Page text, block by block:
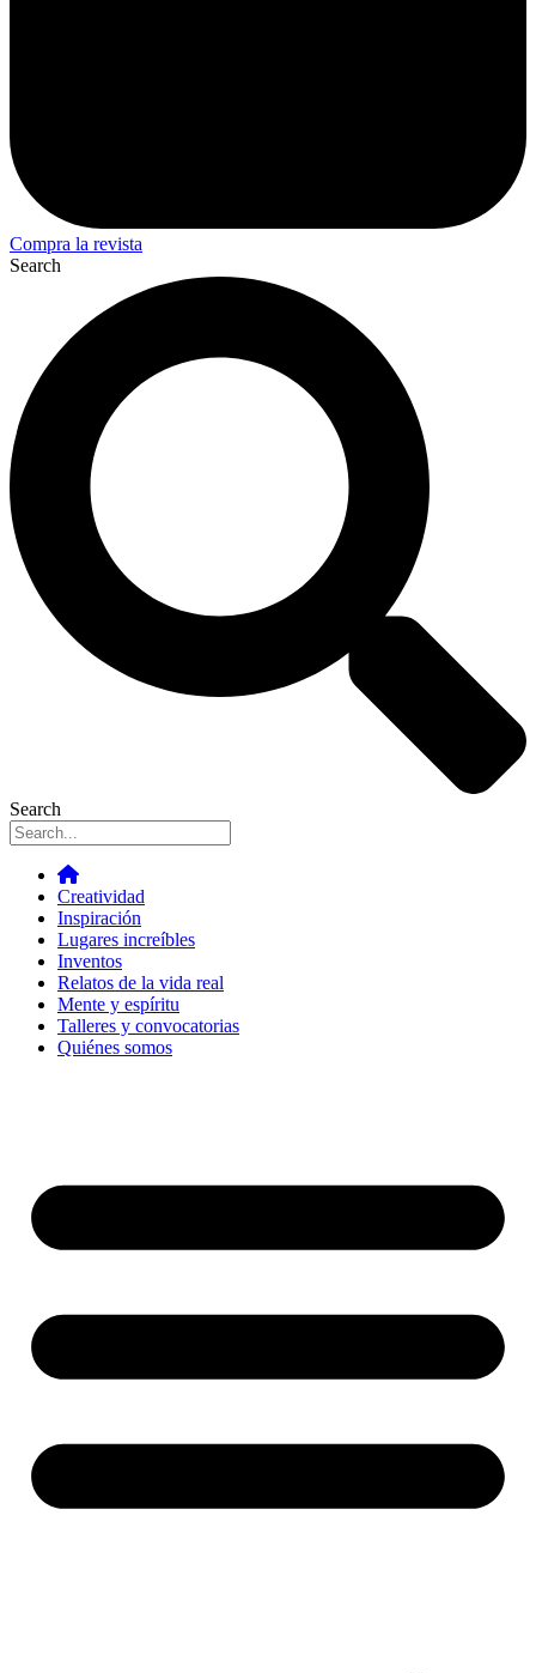
Compra la revista
Search
Search
Creatividad
Inspiración
Lugares increíbles
Inventos
Relatos de la vida real
Mente y espíritu
Talleres y convocatorias
Quiénes somos